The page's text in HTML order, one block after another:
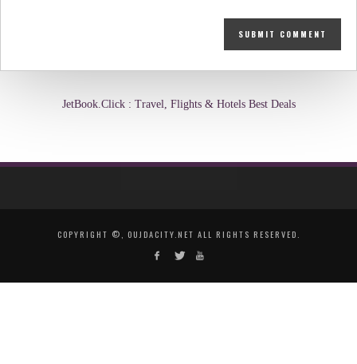
JetBook.Click : Travel, Flights & Hotels Best Deals
COPYRIGHT ©, OUJDACITY.NET ALL RIGHTS RESERVED.